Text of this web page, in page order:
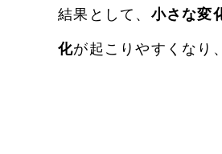
結果として、 小さな変
化が起こりやすくなり